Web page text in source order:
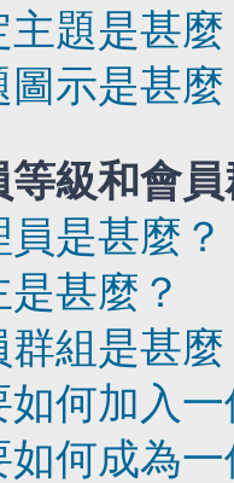
主題是甚麼
圖示是甚麼
等級和會員
員是甚麼？
是甚麼？
群組是甚麼
如何加入
如何成為